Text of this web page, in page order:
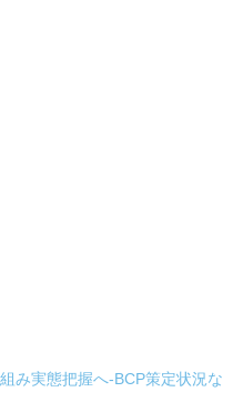
み実態把握へ-BCP策定状況な